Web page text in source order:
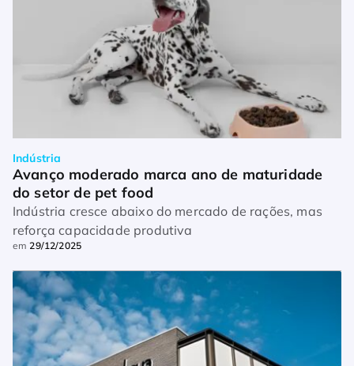
Indústria
Avanço moderado marca ano de maturidade
do setor de pet food
Indústria cresce abaixo do mercado de rações, mas
reforça capacidade produtiva
em29/12/2025